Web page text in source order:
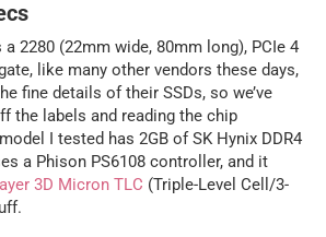
a 2280 (22mm wide, 80mm long), PCIe 4
like many other vendors these days,
fine details of their SSDs, so we’ve
the labels and reading the chip
I tested has 2GB of SK Hynix DDR4
a Phison PS6108 controller, and it
layer 3D Micron TLC (Triple-Level Cell/3-